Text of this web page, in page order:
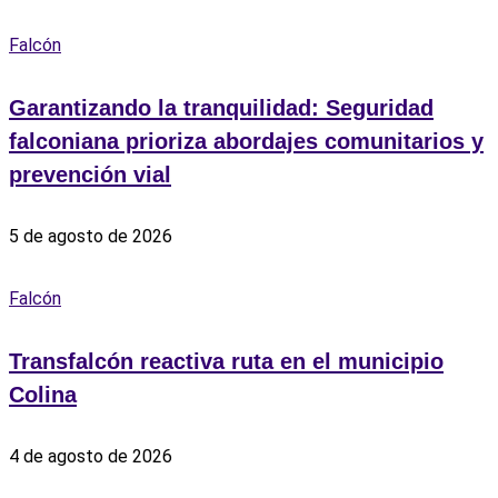
Falcón
Garantizando la tranquilidad: Seguridad
falconiana prioriza abordajes comunitarios y
prevención vial
5 de agosto de 2026
Falcón
Transfalcón reactiva ruta en el municipio
Colina
4 de agosto de 2026